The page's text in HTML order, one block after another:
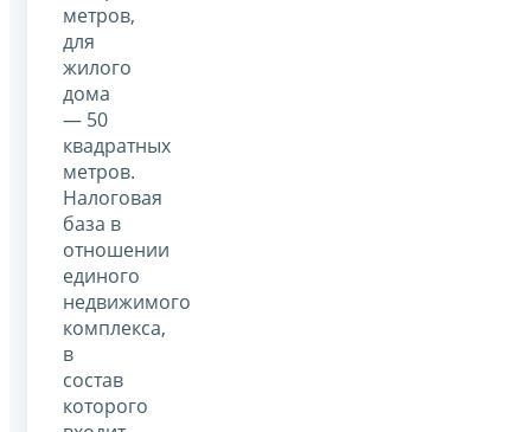
метров,
для
жилого
дома
— 50
квадратных
метров.
Налоговая
база в
отношении
единого
недвижимого
комплекса,
в
состав
которого